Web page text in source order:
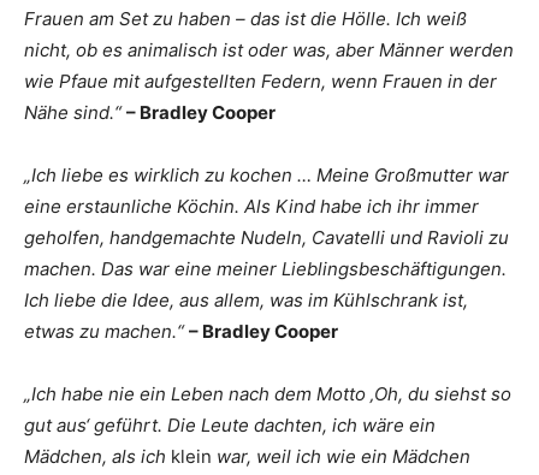
Frauen am Set zu haben – das ist die Hölle. Ich weiß
nicht, ob es animalisch ist oder was, aber Männer werden
wie Pfaue mit aufgestellten Federn, wenn Frauen in der
Nähe sind.“ – Bradley Cooper
„Ich liebe es wirklich zu kochen … Meine Großmutter war
eine erstaunliche Köchin. Als Kind habe ich ihr immer
geholfen, handgemachte Nudeln, Cavatelli und Ravioli zu
machen. Das war eine meiner Lieblingsbeschäftigungen.
Ich liebe die Idee, aus allem, was im Kühlschrank ist,
etwas zu machen.“ – Bradley Cooper
„Ich habe nie ein Leben nach dem Motto ‚Oh, du siehst so
gut aus‘ geführt. Die Leute dachten, ich wäre ein
Mädchen, als ich klein war, weil ich wie ein Mädchen